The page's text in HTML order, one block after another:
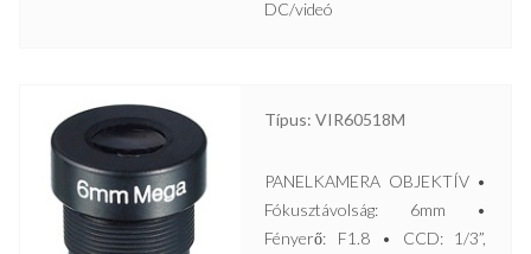
DC/videó
Típus: VIR60518M
PANELKAMERA OBJEKTÍV •
Fókusztávolság: 6mm •
Fényerő: F1.8 • CCD: 1/3”,